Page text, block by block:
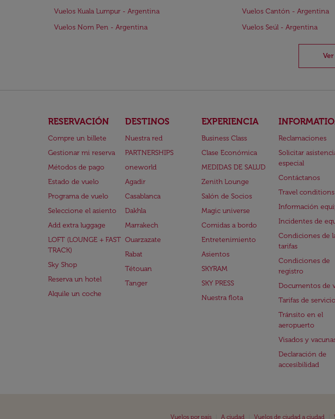
Vuelos Kuala Lumpur - Argentina
Vuelos Cantón - Argentina
Vuelos Nom Pen - Argentina
Vuelos Seúl - Argentina
RESERVACIÓN
Compre un billete
Gestionar mi reserva
Métodos de pago
Estado de vuelo
Programa de vuelo
Seleccione el asiento
Add extra luggage
LOFT (LOUNGE + FAST
TRACK)
Sky Shop
Reserva un hotel
Alquile un coche
DESTINOS
Nuestra red
PARTNERSHIPS
oneworld
Agadir
Casablanca
Dakhla
Marrakech
Ouarzazate
Rabat
Tétouan
Tanger
EXPERIENCIA
Business Class
Clase Económica
MEDIDAS DE SALUD
Zenith Lounge
Salón de Socios
Magic universe
Comidas a bordo
Entretenimiento
Asientos
SKYRAM
SKY PRESS
Nuestra flota
Reclamaciones
Solicitar
especial
Contáctanos
Travel conditions
Información
Incidentes de
Condiciones de
tarifas
Condiciones de
registro
Documentos de
Tarifas de servicio
Tránsito en el
aeropuerto
Visados y
Declaración de
accesibilidad
Vuelos por país A ciudad Vuelos de ciudad a ciudad